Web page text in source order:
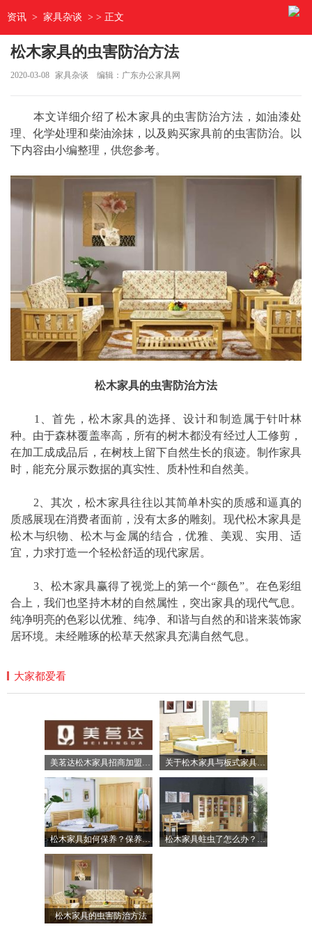
资讯 > 家具杂谈 > > 正文
松木家具的虫害防治方法
2020-03-08 家具杂谈 编辑：广东办公家具网
本文详细介绍了松木家具的虫害防治方法，如油漆处
理、化学处理和柴油涂抹，以及购买家具前的虫害防治。以
下内容由小编整理，供您参考。
松木家具的虫害防治方法
1、首先，松木家具的选择、设计和制造属于针叶林
种。由于森林覆盖率高，所有的树木都没有经过人工修剪，
在加工成成品后，在树枝上留下自然生长的痕迹。制作家具
时，能充分展示数据的真实性、质朴性和自然美。
2、其次，松木家具往往以其简单朴实的质感和逼真的
质感展现在消费者面前，没有太多的雕刻。现代松木家具是
松木与织物、松木与金属的结合，优雅、美观、实用、适
宜，力求打造一个轻松舒适的现代家居。
3、松木家具赢得了视觉上的第一个“颜色”。在色彩组
合上，我们也坚持木材的自然属性，突出家具的现代气息。
纯净明亮的色彩以优雅、纯净、和谐与自然的和谐来装饰家
居环境。未经雕琢的松草天然家具充满自然气息。
大家都爱看
美茗达松木家具招商加盟-徐州美茗达木业有限公司 关于松木家具与板式家具PK，选择那个更好呢?
松木家具如何保养？保养松木家具需要注意哪些事项？ 松木家具蛀虫了怎么办？松木家具如何去防虫？
松木家具的虫害防治方法